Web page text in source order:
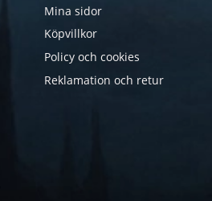
Mina sidor
Köpvillkor
Policy och cookies
Reklamation och retur